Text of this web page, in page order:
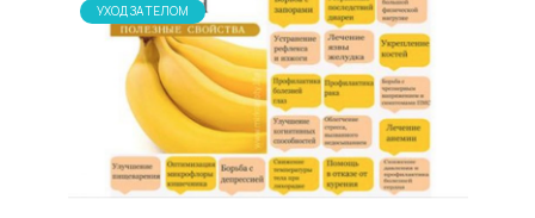
УХОД ЗА ТЕЛОМ